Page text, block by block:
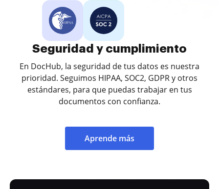
Seguridad y cumplimiento
En DocHub, la seguridad de tus datos es nuestra
prioridad. Seguimos HIPAA, SOC2, GDPR y otros
estándares, para que puedas trabajar en tus
documentos con confianza.
Aprende más